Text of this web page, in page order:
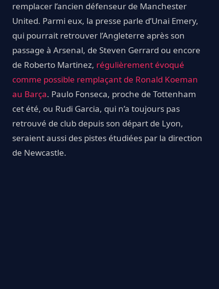
remplacer l’ancien défenseur de Manchester
United. Parmi eux, la presse parle d’Unai Emery,
qui pourrait retrouver l’Angleterre après son
passage à Arsenal, de Steven Gerrard ou encore
de Roberto Martinez, régulièrement évoqué
comme possible remplaçant de Ronald Koeman
au Barça. Paulo Fonseca, proche de Tottenham
cet été, ou Rudi Garcia, qui n’a toujours pas
retrouvé de club depuis son départ de Lyon,
seraient aussi des pistes étudiées par la direction
de Newcastle.